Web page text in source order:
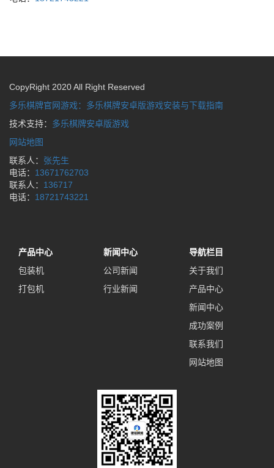
CopyRight 2020 All Right Reserved
多乐棋牌官网游戏：多乐棋牌安卓版游戏安装与下载指南
技术支持： 多乐棋牌安卓版游戏
网站地图
联系人： 张先生
电话： 13671762703
联系人： 136717
电话： 18721743221
产品中心
包装机
打包机
新闻中心
公司新闻
行业新闻
导航栏目
关于我们
产品中心
新闻中心
成功案例
联系我们
网站地图